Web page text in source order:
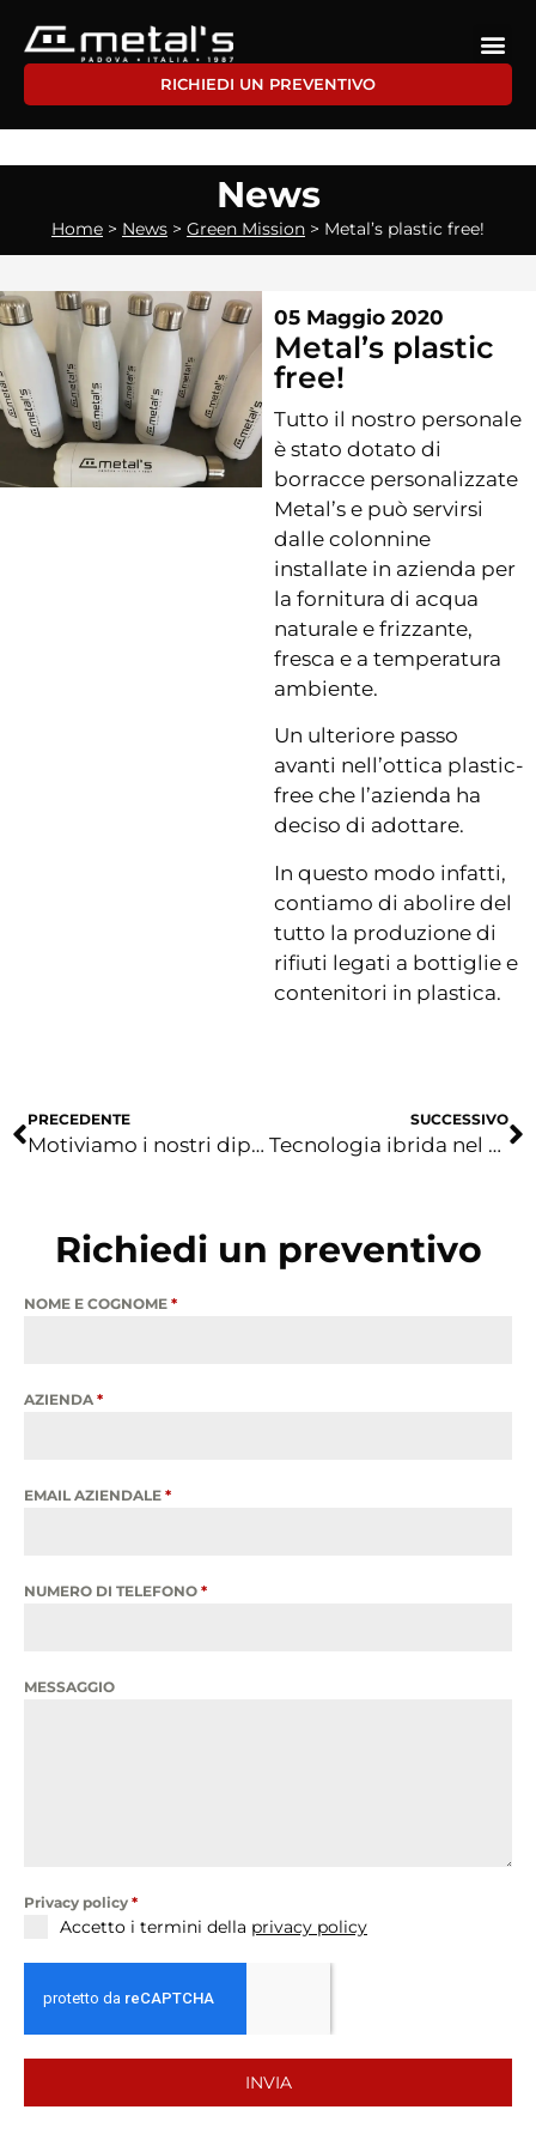
RICHIEDI UN PREVENTIVO
News
Home > News > Green Mission > Metal’s plastic free!
05 Maggio 2020
Metal’s plastic
free!
Tutto il nostro personale
è stato dotato di
borracce personalizzate
Metal’s e può servirsi
dalle colonnine
installate in azienda per
la fornitura di acqua
naturale e frizzante,
fresca e a temperatura
ambiente.
Un ulteriore passo
avanti nell’ottica plastic-
free che l’azienda ha
deciso di adottare.
In questo modo infatti,
contiamo di abolire del
tutto la produzione di
rifiuti legati a bottiglie e
contenitori in plastica.
PRECEDENTE
Motiviamo i nostri dipendenti ad attività ecocompatibili
SUCCESSIVO
Tecnologia ibrida nel nostro parco macchine
Richiedi un preventivo
NOME E COGNOME *
AZIENDA *
EMAIL AZIENDALE *
NUMERO DI TELEFONO *
MESSAGGIO
Privacy policy *
Accetto i termini della privacy policy
INVIA